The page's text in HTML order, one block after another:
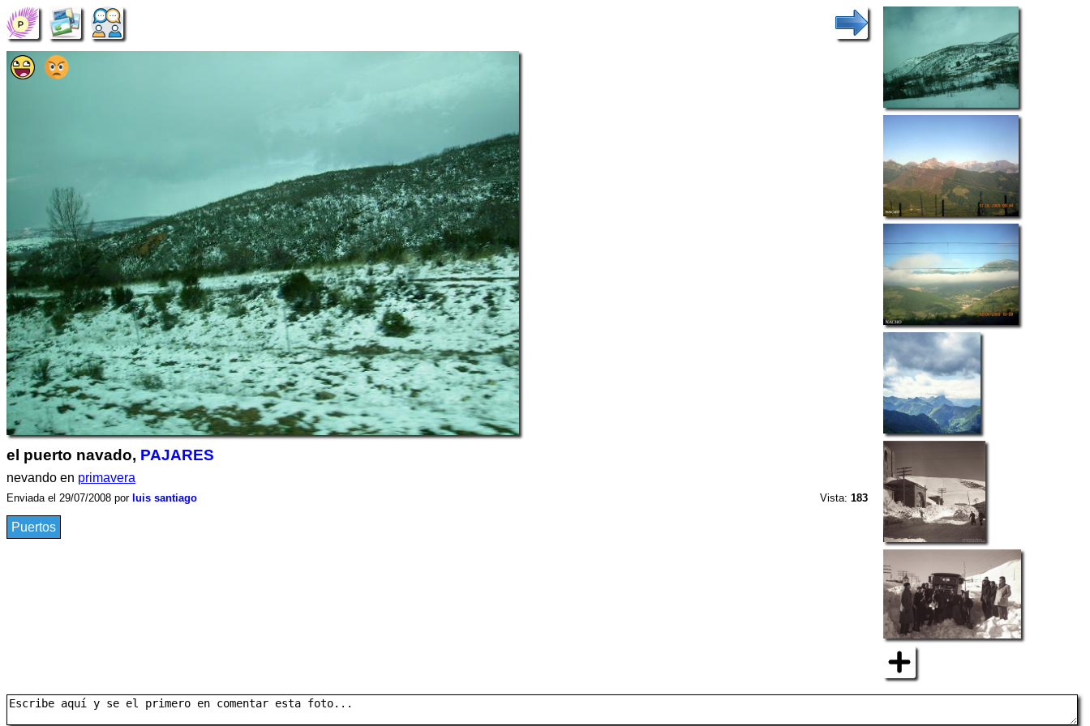
el puerto navado, PAJARES
nevando en primavera
Enviada el 29/07/2008 por luis santiago Vista:183
Puertos